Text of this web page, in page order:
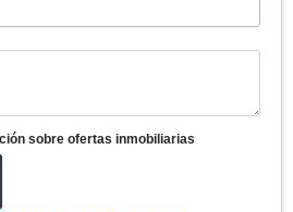
sobre ofertas inmobiliarias